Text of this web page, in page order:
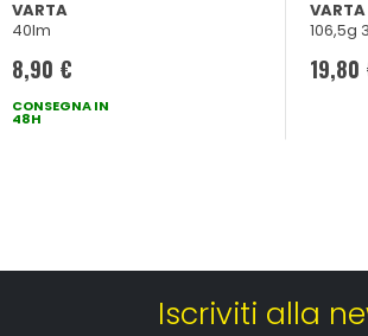
VARTA
40lm
8,90 €
CONSEGNA IN
48H
VARTA
106,5g
19,80
Iscriviti alla